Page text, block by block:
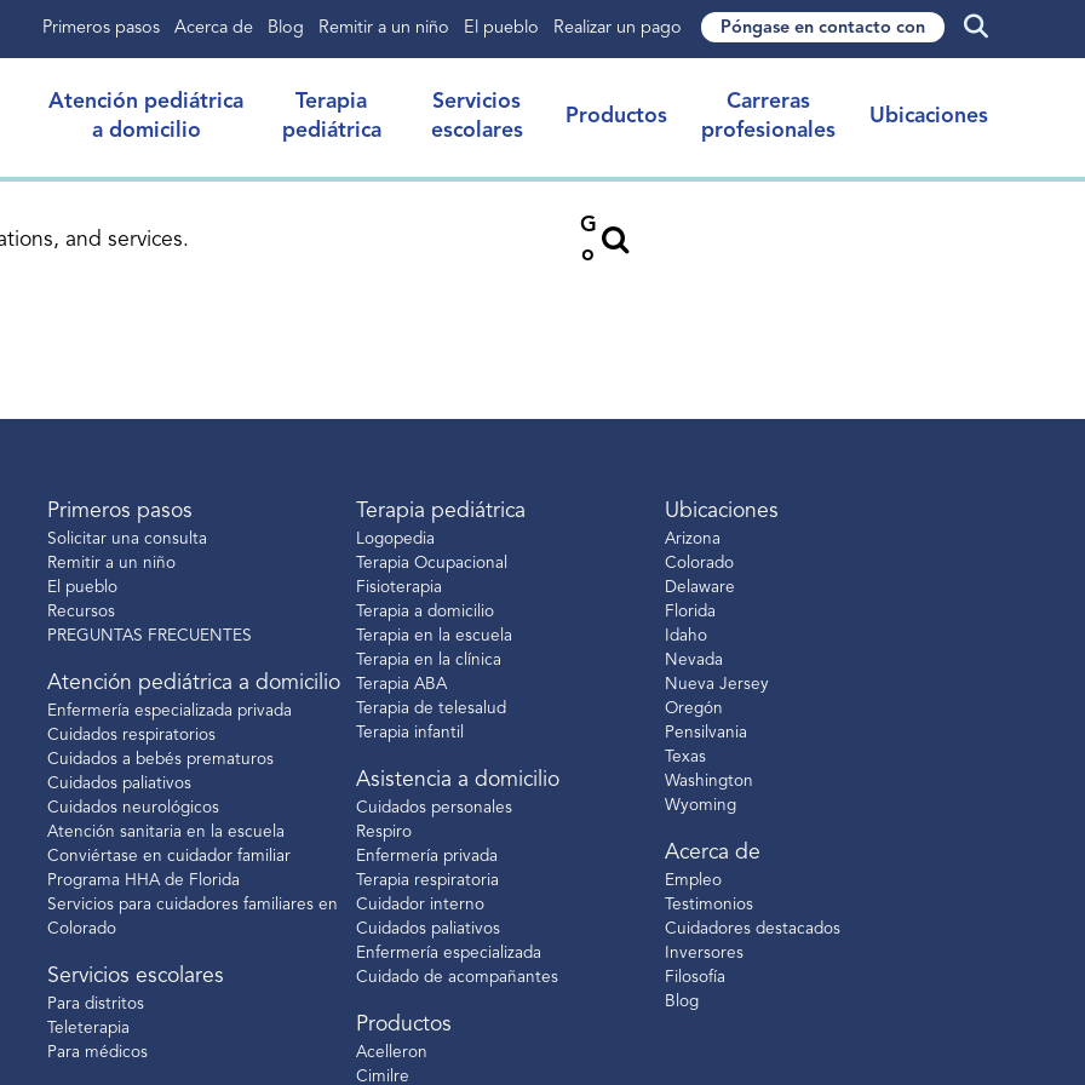
Primeros pasos Acerca de Blog Remitir a un niño El pueblo Realizar un pago Póngase en contacto con
Atención pediátrica
a domicilio
Terapia
pediátrica
Servicios
escolares
Productos
Carreras
profesionales
Ubicaciones
G
o
Primeros pasos
Solicitar una consulta
Remitir a un niño
El pueblo
Recursos
PREGUNTAS FRECUENTES
Atención pediátrica a domicilio
Enfermería especializada privada
Cuidados respiratorios
Cuidados a bebés prematuros
Cuidados paliativos
Cuidados neurológicos
Atención sanitaria en la escuela
Conviértase en cuidador familiar
Programa HHA de Florida
Servicios para cuidadores familiares en
Colorado
Servicios escolares
Para distritos
Teleterapia
Para médicos
Terapia pediátrica
Logopedia
Terapia Ocupacional
Fisioterapia
Terapia a domicilio
Terapia en la escuela
Terapia en la clínica
Terapia ABA
Terapia de telesalud
Terapia infantil
Asistencia a domicilio
Cuidados personales
Respiro
Enfermería privada
Terapia respiratoria
Cuidador interno
Cuidados paliativos
Enfermería especializada
Cuidado de acompañantes
Productos
Acelleron
Cimilre
Ubicaciones
Arizona
Colorado
Delaware
Florida
Idaho
Nevada
Nueva Jersey
Oregón
Pensilvania
Texas
Washington
Wyoming
Acerca de
Empleo
Testimonios
Cuidadores destacados
Inversores
Filosofía
Blog